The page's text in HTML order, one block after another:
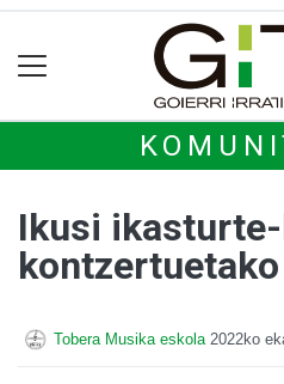
Ikusi
Tobera Musika eskola 2022ko